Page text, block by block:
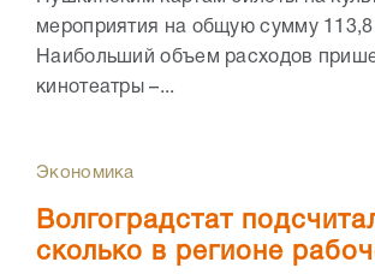
мероприятия на общую сумму
Наибольший объем расходов
кинотеатры –...
Экономика
Волгоградстат
сколько в регионе